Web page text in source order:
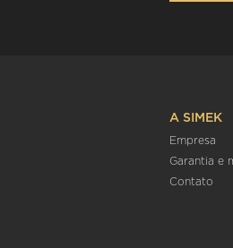
A SIMEK
Empresa
Garantia e
Contato